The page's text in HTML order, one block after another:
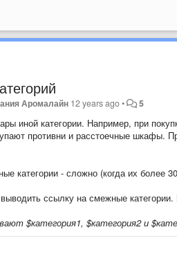
Аромалайн 12 years ago• 5
иной категории. Например, при
противни и расстоечные шкафы.
категории - сложно (когда их более
ссылку на смежные
$категория1, $категория2 и